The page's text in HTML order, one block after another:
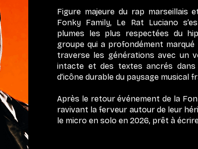
Figure majeure du rap marseillais
Fonky Family, Le Rat Luciano
plumes les plus respectées du
groupe qui a profondément marqué
traverse les générations avec un
intacte et des textes ancrés
d’icône durable du paysage musical
Après le retour événement de la
ravivant la ferveur autour de leur
le micro en solo en 2026, prêt à